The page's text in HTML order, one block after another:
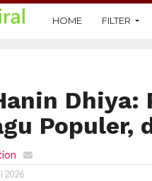
HOME FILTER
Dhiya:
Populer,
2026